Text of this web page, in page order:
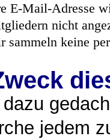
E-Mail-Adresse
nicht
sammeln keine
jedem